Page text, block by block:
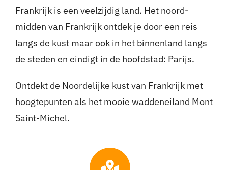
Frankrijk is een veelzijdig land. Het noord-
midden van Frankrijk ontdek je door een reis
langs de kust maar ook in het binnenland langs
de steden en eindigt in de hoofdstad: Parijs.
Ontdekt de Noordelijke kust van Frankrijk met
hoogtepunten als het mooie waddeneiland Mont
Saint-Michel.